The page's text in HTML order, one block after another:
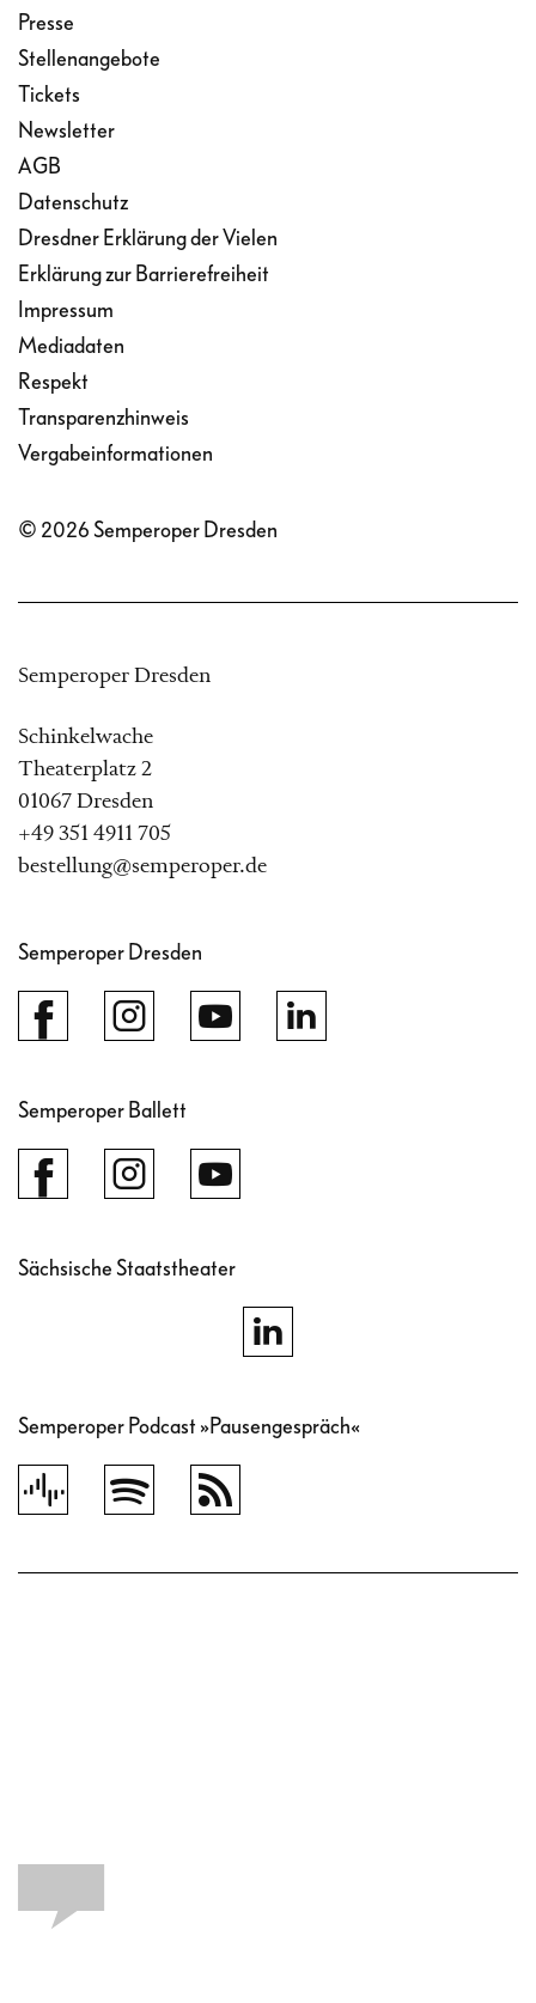
Presse
Stellenangebote
Tickets
Newsletter
AGB
Datenschutz
Dresdner Erklärung der Vielen
Erklärung zur Barrierefreiheit
Impressum
Mediadaten
Respekt
Transparenzhinweis
Vergabeinformationen
© 2026 Semperoper Dresden
Semperoper Dresden
Schinkelwache
Theaterplatz 2
01067 Dresden
+49 351 4911 705
bestellung@semperoper.de
Semperoper Dresden
Semperoper Ballett
Sächsische Staatstheater
Semperoper Podcast »Pausengespräch«